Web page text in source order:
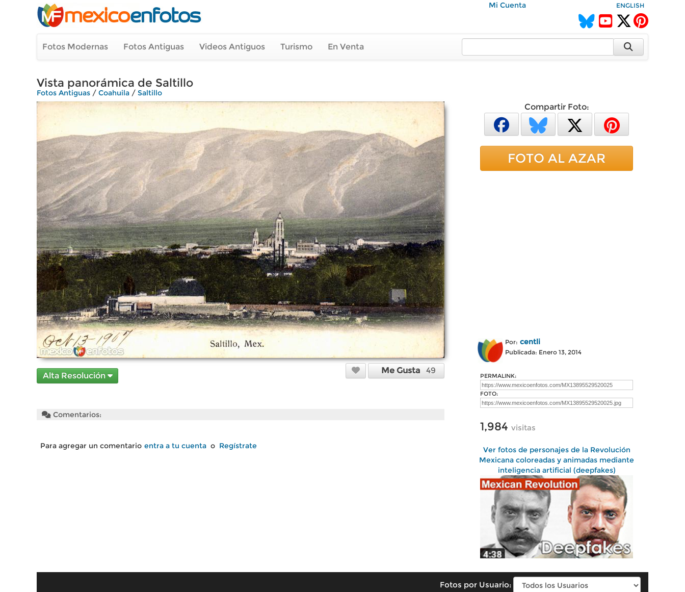
Mi Cuenta ENGLISH
Fotos Modernas Fotos Antiguas Videos Antiguos Turismo En Venta
Vista panorámica de Saltillo
Fotos Antiguas / Coahuila / Saltillo
Alta Resolución
Me Gusta 49
Comentarios:
Para agregar un comentario entra a tu cuenta o Regístrate
Compartir Foto:
FOTO AL AZAR
Por: centli
Publicada: Enero 13, 2014
PERMALINK:
FOTO:
1,984 visitas
Ver fotos de personajes de la Revolución
Mexicana coloreadas y animadas mediante
inteligencia artificial (deepfakes)
Fotos por Usuario: